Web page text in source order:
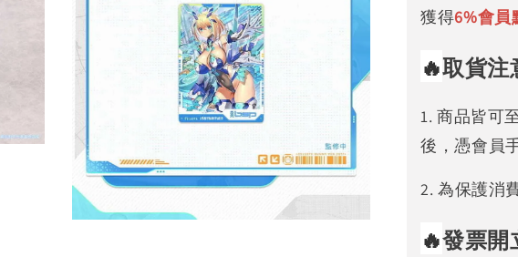
獲得6%會員
🔥取貨注
1. 商品皆可
後，憑會員
2. 為保護消
🔥發票開